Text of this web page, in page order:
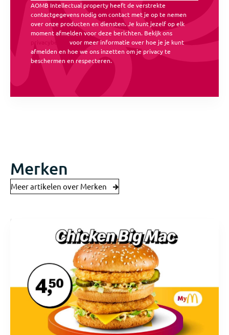
AOMB Intellectual property heeft de verstrekte
contactgegevens nodig om contact met je op te nemen
over onze producten en diensten. Je kunt jezelf op elk
moment afmelden voor deze berichten. Bekijk ons
voor meer informatie over hoe je je kunt
afmelden en hoe we ons inzetten om je privacy te
beschermen en respecteren.
Merken
Meer artikelen over Merken